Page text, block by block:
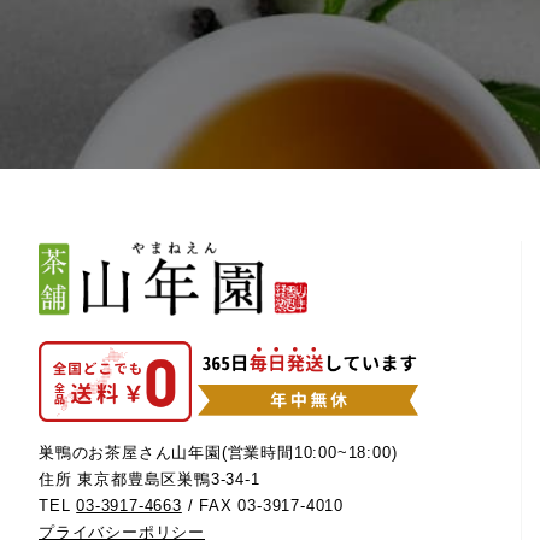
巣鴨のお茶屋さん山年園(営業時間10:00~18:00)
住所 東京都豊島区巣鴨3-34-1
TEL03-3917-4663 / FAX 03-3917-4010
プライバシーポリシー